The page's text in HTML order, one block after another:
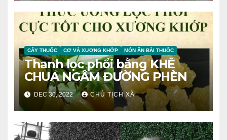
CÂY THUỐC CƠ VÀ XƯƠNG KHỚP MÓN ĂN BÀI THUỐC
Thanh lọc phổi bằng KHẾ
CHUA NGÂM ĐƯỜNG PHÈN
DEC 30, 2022 CHỦ TỊCH XÃ